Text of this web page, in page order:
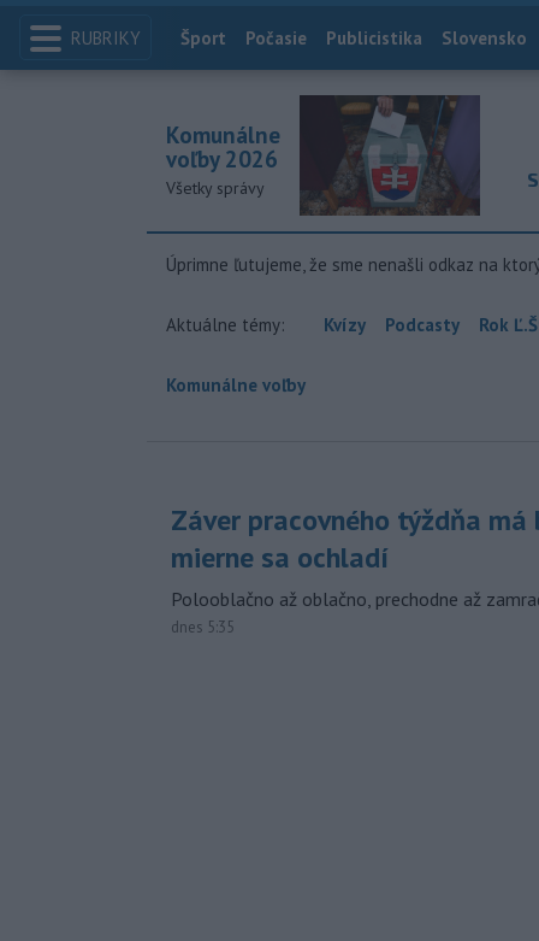
RUBRIKY Index
Šport Počasie Publicistika Slovensko
Komunálne
voľby 2026
Všetky správy
Úprimne ľutujeme, že sme nenašli odkaz na
Aktuálne témy: Kvízy Podcasty Rok
Komunálne voľby
Záver pracovného týždňa má
mierne sa ochladí
Polooblačno až oblačno, prechodne až
dnes 5:35